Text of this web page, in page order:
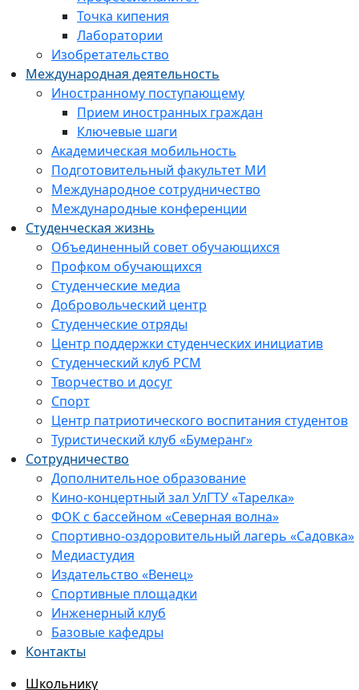
Точка кипения
Лаборатории
Изобретательство
Международная деятельность
Иностранному поступающему
Прием иностранных граждан
Ключевые шаги
Академическая мобильность
Подготовительный факультет МИ
Международное сотрудничество
Международные конференции
Студенческая жизнь
Объединенный совет обучающихся
Профком обучающихся
Студенческие медиа
Добровольческий центр
Студенческие отряды
Центр поддержки студенческих инициатив
Студенческий клуб РСМ
Творчество и досуг
Спорт
Центр патриотического воспитания студентов
Туристический клуб «Бумеранг»
Сотрудничество
Дополнительное образование
Кино-концертный зал УлГТУ «Тарелка»
ФОК с бассейном «Северная волна»
Спортивно-оздоровительный лагерь «Садовка»
Медиастудия
Издательство «Венец»
Спортивные площадки
Инженерный клуб
Базовые кафедры
Контакты
Школьнику